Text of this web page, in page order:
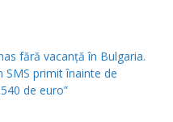
fără vacanță în Bulgaria.
SMS primit înainte de
de euro”